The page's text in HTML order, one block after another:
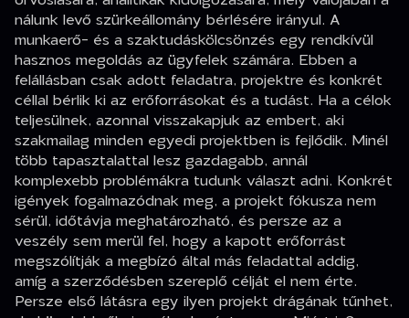
nálunk levő szürkeállomány bérlésére irányul. A
munkaerő- és a szaktudáskölcsönzés egy rendkívül
hasznos megoldás az ügyfelek számára. Ebben a
felállásban csak adott feladatra, projektre és konkrét
céllal bérlik ki az erőforrásokat és a tudást. Ha a célok
teljesülnek, azonnal visszakapjuk az embert, aki
szakmailag minden egyedi projektben is fejlődik. Minél
több tapasztalattal lesz gazdagabb, annál
komplexebb problémákra tudunk választ adni. Konkrét
igények fogalmazódnak meg, a projekt fókusza nem
sérül, időtávja meghatározható, és persze az a
veszély sem merül fel, hogy a kapott erőforrást
megszólítják a megbízó által más feladattal addig,
amíg a szerződésben szereplő célját el nem érte.
Persze első látásra egy ilyen projekt drágának tűnhet,